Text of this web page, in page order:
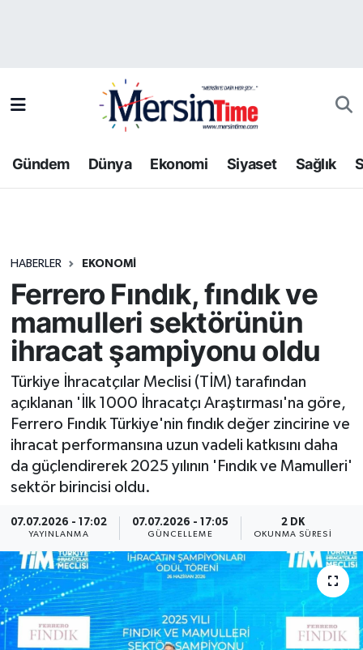
Gündem Dünya Ekonomi Siyaset Sağlık
HABERLER EKONOMI
Ferrero Fındık, fındık ve
mamulleri sektörünün
ihracat şampiyonu oldu
Türkiye İhracatçılar Meclisi (TİM) tarafından
açıklanan 'İlk 1000 İhracatçı Araştırması'na göre,
Ferrero Fındık Türkiye'nin fındık değer zincirine ve
ihracat performansına uzun vadeli katkısını daha
da güçlendirerek 2025 yılının 'Fındık ve Mamulleri'
sektör birincisi oldu.
07.07.2026 - 17:02
YAYINLANMA
07.07.2026 - 17:05
GÜNCELLEME
2 DK
OKUNMA SÜRESI
Bilim-Teknoloji
Dünya
Ekonomi
Gündem
Kültür-Sanat
Resmi İlan
Sağlık
Siyaset
Spor
Yaşam
Trafik Durumu
Tüm Manşetler
Haber Arşivi